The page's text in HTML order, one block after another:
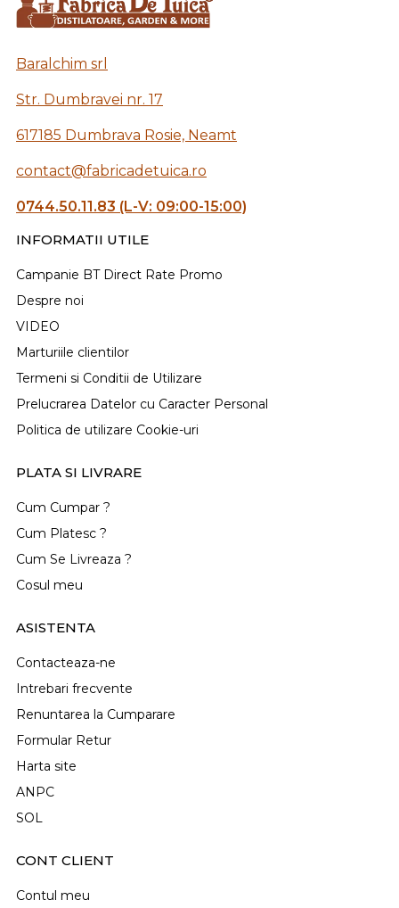
Baralchim srl
Str. Dumbravei nr. 17
617185 Dumbrava Rosie, Neamt
contact@fabricadetuica.ro
0744.50.11.83 (L-V: 09:00-15:00)
INFORMATII UTILE
Campanie BT Direct Rate Promo
Despre noi
VIDEO
Marturiile clientilor
Termeni si Conditii de Utilizare
Prelucrarea Datelor cu Caracter Personal
Politica de utilizare Cookie-uri
PLATA SI LIVRARE
Cum Cumpar ?
Cum Platesc ?
Cum Se Livreaza ?
Cosul meu
ASISTENTA
Contacteaza-ne
Intrebari frecvente
Renuntarea la Cumparare
Formular Retur
Harta site
ANPC
SOL
CONT CLIENT
Contul meu